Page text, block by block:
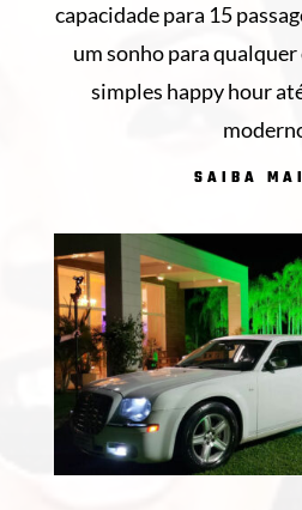
capacidade para 15
um sonho para
simples happy hour
SAIBA